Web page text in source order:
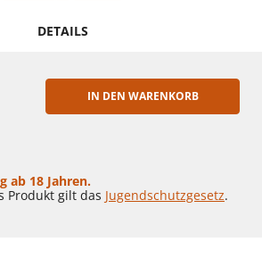
DETAILS
ERHÖHEN
IN DEN WARENKORB
ab 18 Jahren.
Produkt gilt das Jugendschutzgesetz.